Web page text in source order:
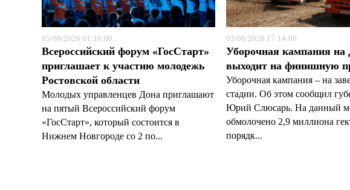
05/08/2026 01:10:00
Всероссийский форум «ГосСтарт»
приглашает к участию молодежь
Ростовской области
Молодых управленцев Дона приглашают
на пятый Всероссийский форум
«ГосСтарт», который состоится в
Нижнем Новгороде со 2 по...
03/08/2026 17:14:00
Уборочная кампания на
выходит на финишную
Уборочная кампания – на
стадии. Об этом сообщил
Юрий Слюсарь. На данный
обмолочено 2,9 миллиона
порядк...